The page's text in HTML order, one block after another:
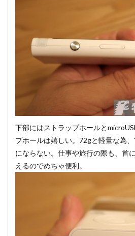
下部にはストラップホールと
プホールは嬉しい。72gと軽量な為
にならない。仕事や旅行の際も、首
えるのでめちゃ便利。